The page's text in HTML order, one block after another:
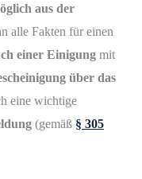
aus der
alle Fakten für einen
einer Einigung mit
über das
eine wichtige
(gemäß § 305